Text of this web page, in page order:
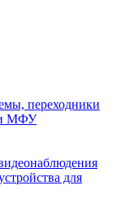
переходники
и МФУ
для